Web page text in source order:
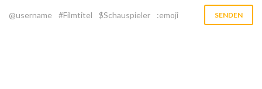
@username #Filmtitel $Schauspieler :emoji